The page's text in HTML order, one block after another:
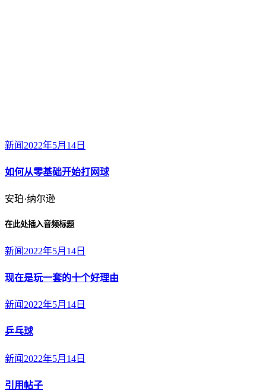
新闻 2022年5月14日
如何从零基础开始打网球
安珀·纳尔逊
在此处插入音频标题
新闻 2022年5月14日
现在是玩一套的十个好理由
新闻 2022年5月14日
乒乓球
新闻 2022年5月14日
引用帖子